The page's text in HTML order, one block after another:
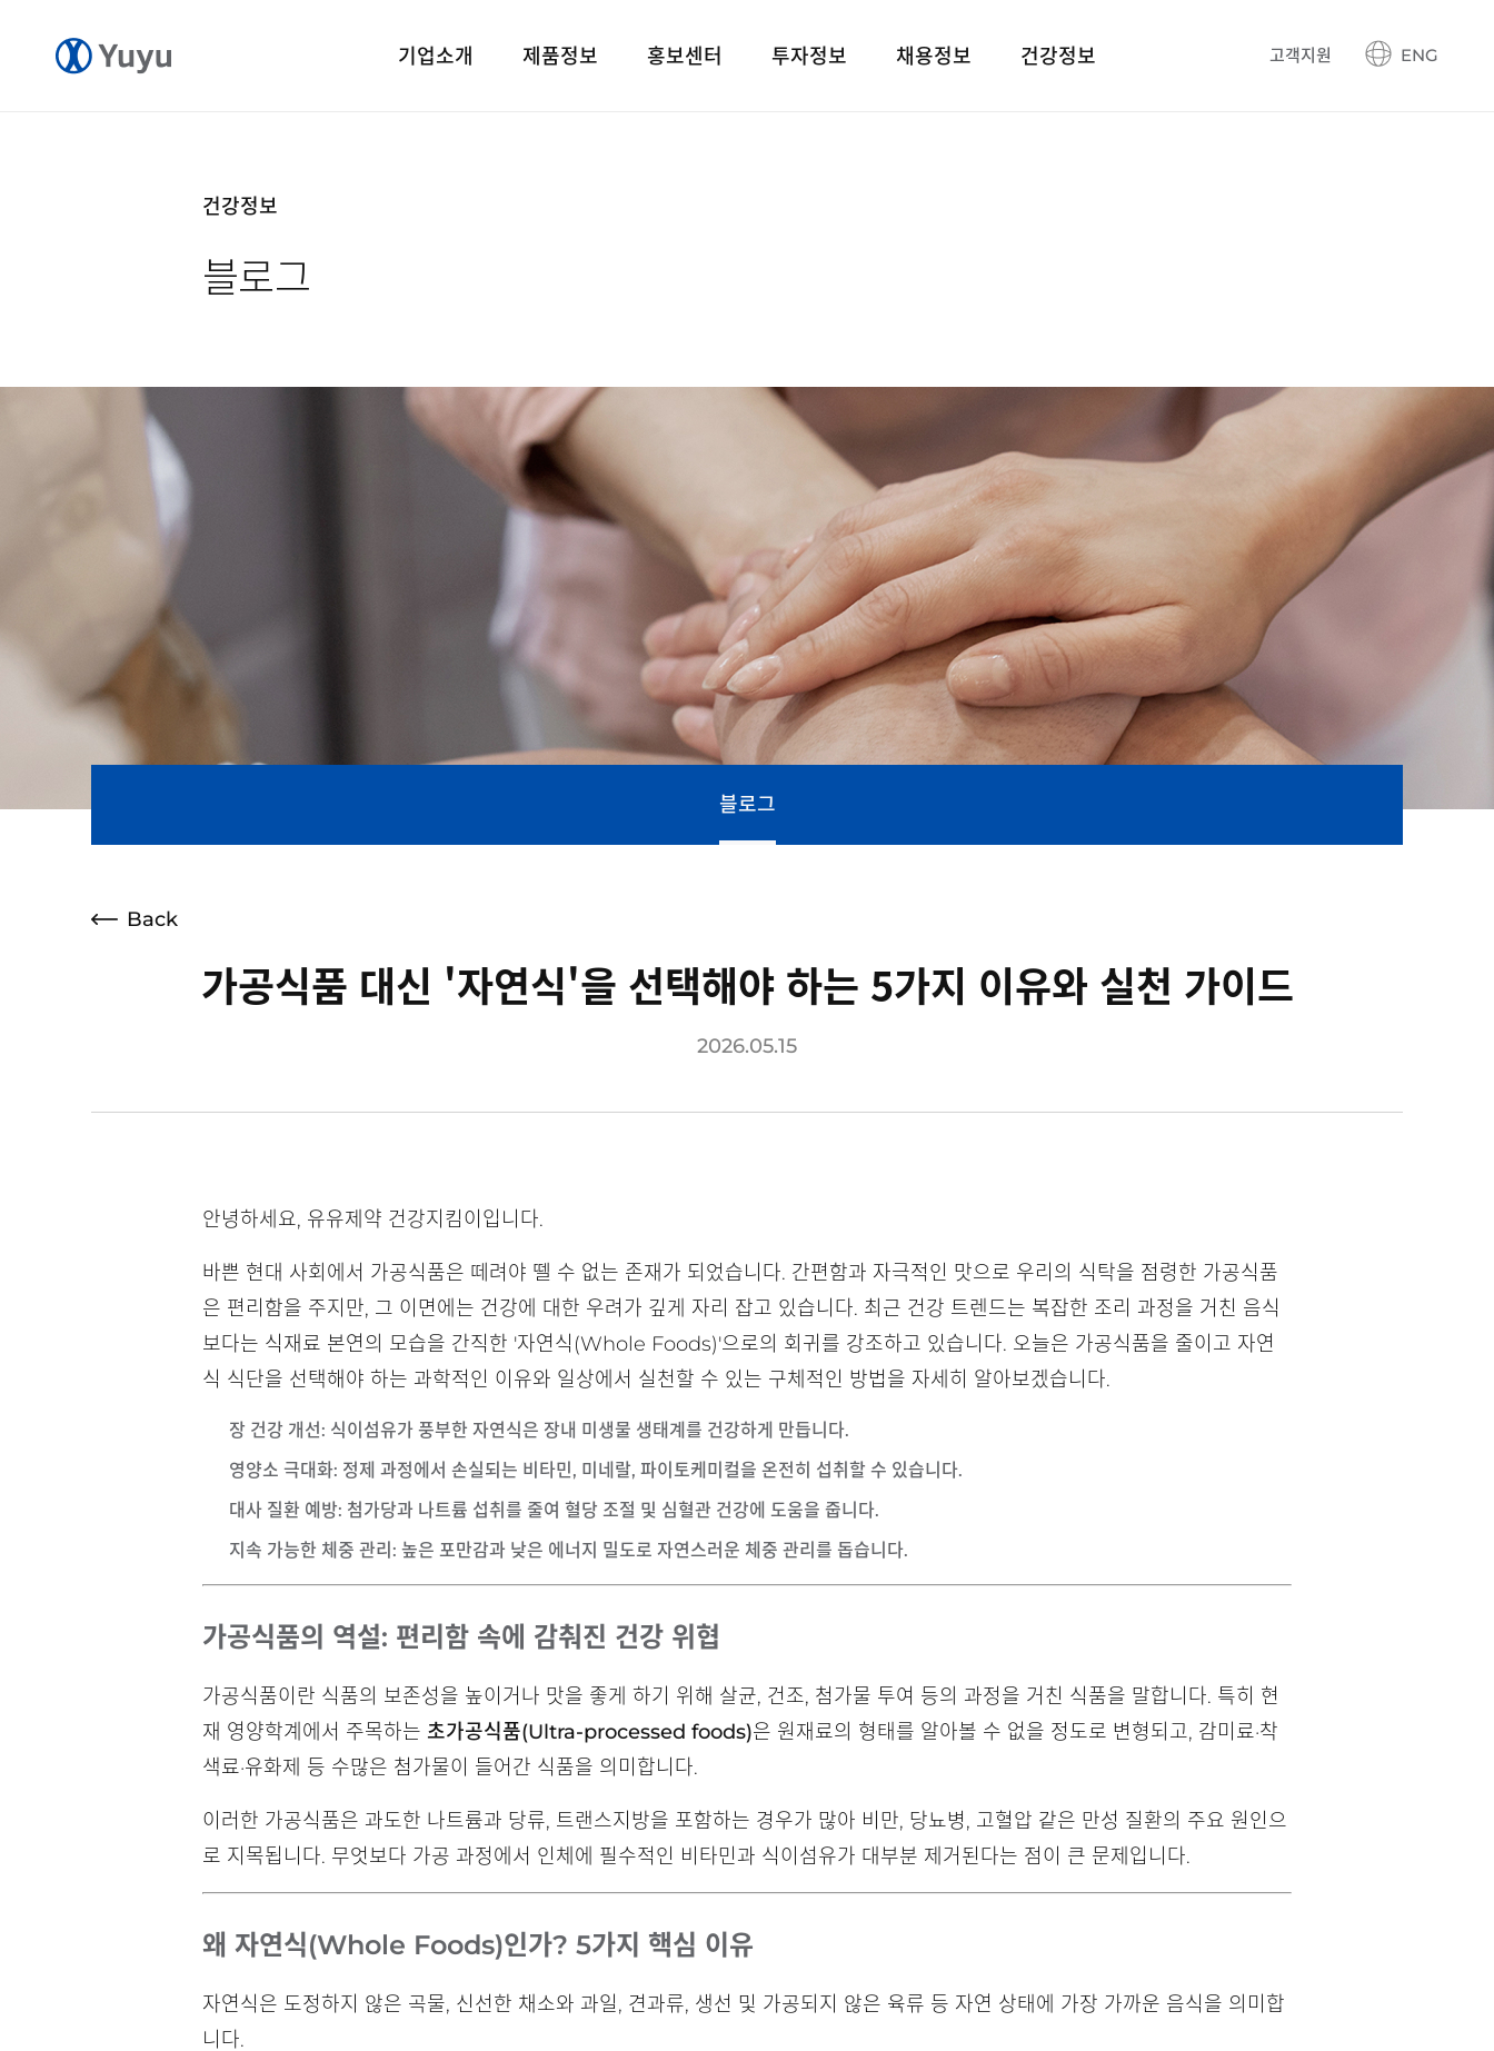
기업소개 제품정보 홍보센터 투자정보 채용정보 건강정보
오시는길
고객지원 ENG
건강정보
블로그
블로그
Back
가공식품 대신 '자연식'을 선택해야 하는 5가지 이유와 실천 가이드
2026.05.15
안녕하세요, 유유제약 건강지킴이입니다.
바쁜 현대 사회에서 가공식품은 떼려야 뗄 수 없는 존재가 되었습니다. 간편함과 자극적인 맛으로 우리의 식탁을 점령한 가공식품
은 편리함을 주지만, 그 이면에는 건강에 대한 우려가 깊게 자리 잡고 있습니다. 최근 건강 트렌드는 복잡한 조리 과정을 거친 음식
보다는 식재료 본연의 모습을 간직한 '자연식(Whole Foods)'으로의 회귀를 강조하고 있습니다. 오늘은 가공식품을 줄이고 자연
식 식단을 선택해야 하는 과학적인 이유와 일상에서 실천할 수 있는 구체적인 방법을 자세히 알아보겠습니다.
장 건강 개선: 식이섬유가 풍부한 자연식은 장내 미생물 생태계를 건강하게 만듭니다.
영양소 극대화: 정제 과정에서 손실되는 비타민, 미네랄, 파이토케미컬을 온전히 섭취할 수 있습니다.
대사 질환 예방: 첨가당과 나트륨 섭취를 줄여 혈당 조절 및 심혈관 건강에 도움을 줍니다.
지속 가능한 체중 관리 : 높은 포만감과 낮은 에너지 밀도로 자연스러운 체중 관리를 돕습니다.
가공식품의 역설: 편리함 속에 감춰진 건강 위협
가공식품이란 식품의 보존성을 높이거나 맛을 좋게 하기 위해 살균, 건조, 첨가물 투여 등의 과정을 거친 식품을 말합니다. 특히 현
재 영양학계에서 주목하는 초가공식품(Ultra-processed foods)은 원재료의 형태를 알아볼 수 없을 정도로 변형되고, 감미료·착
색료·유화제 등 수많은 첨가물이 들어간 식품을 의미합니다.
이러한 가공식품은 과도한 나트륨과 당류, 트랜스지방을 포함하는 경우가 많아 비만, 당뇨병, 고혈압 같은 만성 질환의 주요 원인으
로 지목됩니다. 무엇보다 가공 과정에서 인체에 필수적인 비타민과 식이섬유가 대부분 제거된다는 점이 큰 문제입니다.
왜 자연식(Whole Foods)인가? 5가지 핵심 이유
자연식은 도정하지 않은 곡물, 신선한 채소와 과일, 견과류, 생선 및 가공되지 않은 육류 등 자연 상태에 가장 가까운 음식을 의미합
니다.